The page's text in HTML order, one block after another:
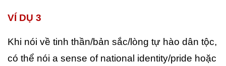
VÍ DỤ 3
Khi nói về tinh thần/bản sắc/lòng tự hào dân tộc,
có thể nói a sense of national identity/pride hoặc